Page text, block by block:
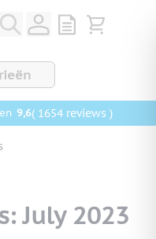
View quote,
Bekijk
9,6( 1654 reviews )
July 2023